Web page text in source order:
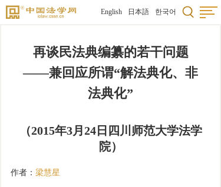
English 日本語 한국어
再谈民法典编纂的若干问题
——兼回应所谓“解法典化、非
法典化”
（2015年3月24日四川师范大学法学
院）
作者： 梁慧星